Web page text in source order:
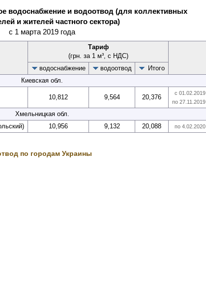
водоснабжение и водоотвод (для коллективных
и жителей частного сектора)
с 1 марта 2019 года
Тариф
(грн. за 1 м³, с НДС)
водо­снабжение
водо­отвод
Итого
Киевская обл.
10,812 9,564 20,376
с 01.02.2019
по 27.11.2019
Хмельницкая обл.
10,956 9,132 20,088 по 4.02.2020
по городам Украины